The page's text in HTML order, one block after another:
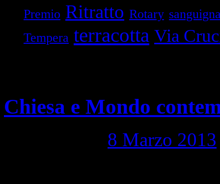
Premio Ritratto Rotary
Tempera terracotta Via
Chiesa e Mondo
8 Marzo 2013